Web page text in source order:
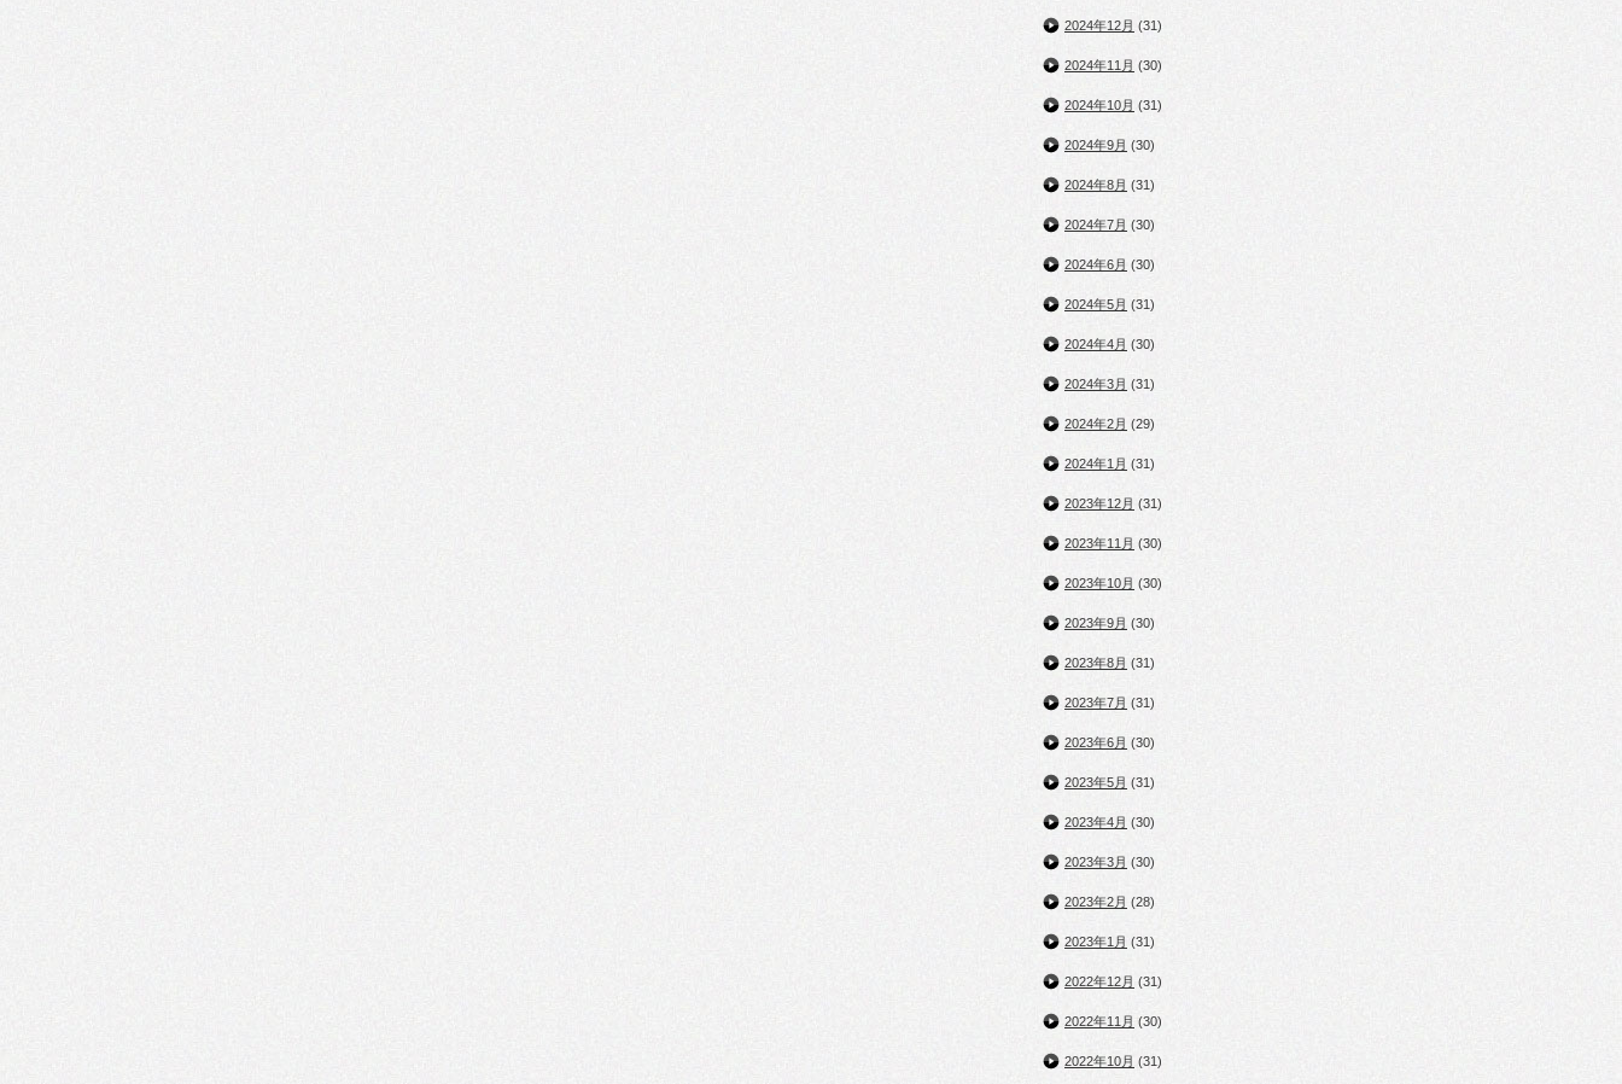
2024年12月 (31)
2024年11月 (30)
2024年10月 (31)
2024年9月 (30)
2024年8月 (31)
2024年7月 (30)
2024年6月 (30)
2024年5月 (31)
2024年4月 (30)
2024年3月 (31)
2024年2月 (29)
2024年1月 (31)
2023年12月 (31)
2023年11月 (30)
2023年10月 (30)
2023年9月 (30)
2023年8月 (31)
2023年7月 (31)
2023年6月 (30)
2023年5月 (31)
2023年4月 (30)
2023年3月 (30)
2023年2月 (28)
2023年1月 (31)
2022年12月 (31)
2022年11月 (30)
2022年10月 (31)